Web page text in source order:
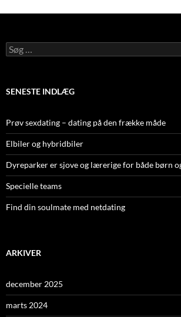
Søg
efter:
SENESTE INDLÆG
Prøv sexdating – dating på den frække måde
Elbiler og hybridbiler
Dyreparker er sjove og lærerige for både børn
Specielle teams
Find din soulmate med netdating
ARKIVER
december 2025
marts 2024